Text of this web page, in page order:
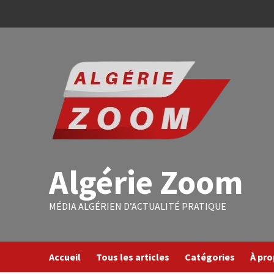
Algérie Zoom
MÉDIA ALGÉRIEN D’ACTUALITÉ PRATIQUE
Accueil Tous les articles Catégories À